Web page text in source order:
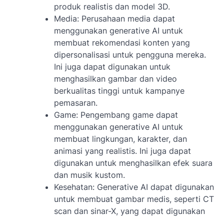
produk realistis dan model 3D.
Media: Perusahaan media dapat
menggunakan generative AI untuk
membuat rekomendasi konten yang
dipersonalisasi untuk pengguna mereka.
Ini juga dapat digunakan untuk
menghasilkan gambar dan video
berkualitas tinggi untuk kampanye
pemasaran.
Game: Pengembang game dapat
menggunakan generative AI untuk
membuat lingkungan, karakter, dan
animasi yang realistis. Ini juga dapat
digunakan untuk menghasilkan efek suara
dan musik kustom.
Kesehatan: Generative AI dapat digunakan
untuk membuat gambar medis, seperti CT
scan dan sinar-X, yang dapat digunakan